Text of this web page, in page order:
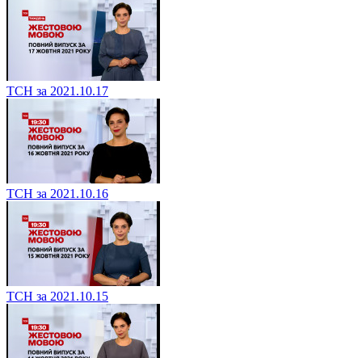
ТСН за 2021.10.17
ТСН за 2021.10.16
ТСН за 2021.10.15